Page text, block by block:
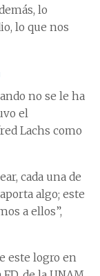
lo
lo que nos
no se le ha
el
Lachs como
cada una de
algo; este
a ellos”,
este logro en